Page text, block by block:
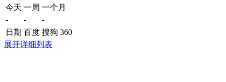
今天 一周 一个月
-
-
-
日期 百度 搜狗 360
展开详细列表